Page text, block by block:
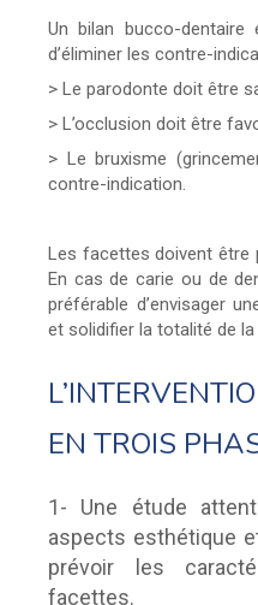
Un bilan bucco-
d’éliminer les contre-
> Le parodonte doit être
> L’occlusion doit être
> Le bruxisme
contre-indication.
Les facettes doivent être
En cas de carie ou de
préférable d’envisager
et solidifier la totalité de la
EN TROIS
1- Une étude
aspects esthétique
prévoir les
facettes.